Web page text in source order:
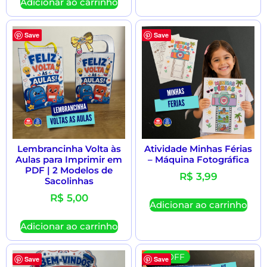
Save
Lembrancinha Volta às
Aulas para Imprimir em
PDF | 2 Modelos de
Sacolinhas
R$ 5,00
Adicionar ao carrinho
Save
Atividade Minhas Férias
– Máquina Fotográfica
R$ 3,99
Adicionar ao carrinho
Save Save
41 % OFF